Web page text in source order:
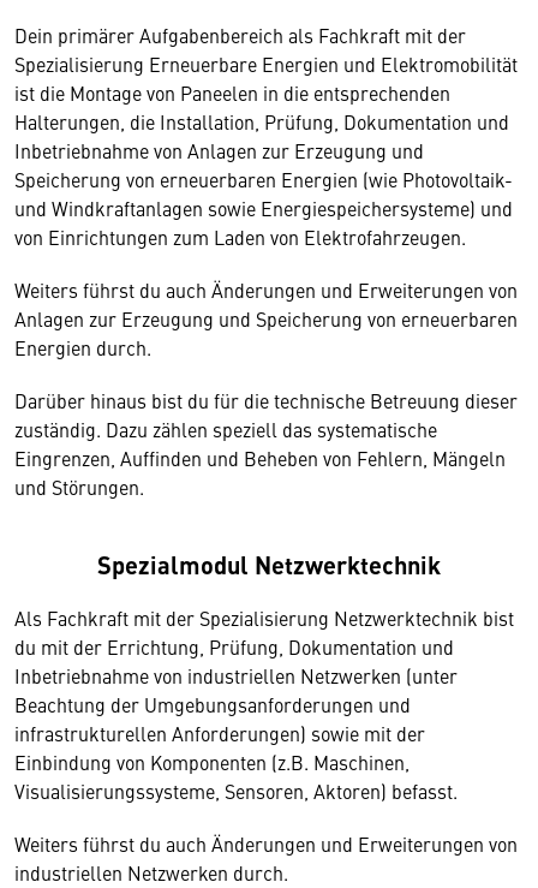
Dein primärer Aufgabenbereich als Fachkraft mit der
Spezialisierung Erneuerbare Energien und Elektromobilität
ist die Montage von Paneelen in die entsprechenden
Halterungen, die Installation, Prüfung, Dokumentation und
Inbetriebnahme von Anlagen zur Erzeugung und
Speicherung von erneuerbaren Energien (wie Photovoltaik-
und Windkraftanlagen sowie Energiespeichersysteme) und
von Einrichtungen zum Laden von Elektrofahrzeugen.
Weiters führst du auch Änderungen und Erweiterungen von
Anlagen zur Erzeugung und Speicherung von erneuerbaren
Energien durch.
Darüber hinaus bist du für die technische Betreuung dieser
zuständig. Dazu zählen speziell das systematische
Eingrenzen, Auffinden und Beheben von Fehlern, Mängeln
und Störungen.
Spezialmodul Netzwerktechnik
Als Fachkraft mit der Spezialisierung Netzwerktechnik bist
du mit der Errichtung, Prüfung, Dokumentation und
Inbetriebnahme von industriellen Netzwerken (unter
Beachtung der Umgebungsanforderungen und
infrastrukturellen Anforderungen) sowie mit der
Einbindung von Komponenten (z.B. Maschinen,
Visualisierungssysteme, Sensoren, Aktoren) befasst.
Weiters führst du auch Änderungen und Erweiterungen von
industriellen Netzwerken durch.